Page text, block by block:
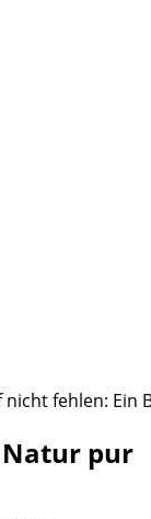
fehlen: Ein
pur